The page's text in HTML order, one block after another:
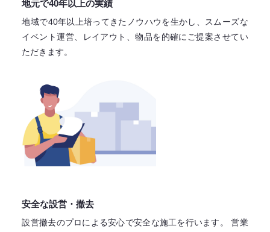
地元で40年以上の実績
地域で40年以上培ってきたノウハウを生かし、スムーズな
イベント運営、レイアウト、物品を的確にご提案させてい
ただきます。
安全な設営・撤去
設営撤去のプロによる安心で安全な施工を行います。
営業